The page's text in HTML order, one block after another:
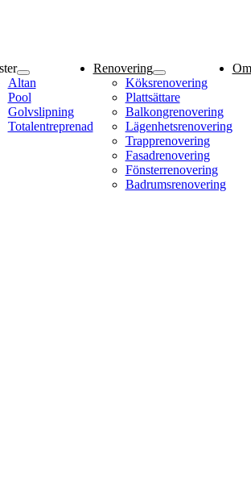
Altan
Pool
Golvslipning
Totalentreprenad
Renovering
Köksrenovering
Plattsättare
Balkongrenovering
Lägenhetsrenovering
Trapprenovering
Fasadrenovering
Fönsterrenovering
Badrumsrenovering